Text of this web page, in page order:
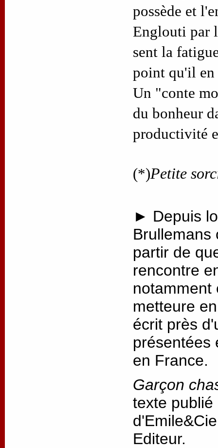
possède et
Englouti par
sent la
point qu'il en
Un "conte
du bonheur
productivité
(*)Petite
► Depuis
Brullemans
partir de
rencontre
notamment
metteure
écrit près
présentées
en France.
Garçon
texte
Editeur.